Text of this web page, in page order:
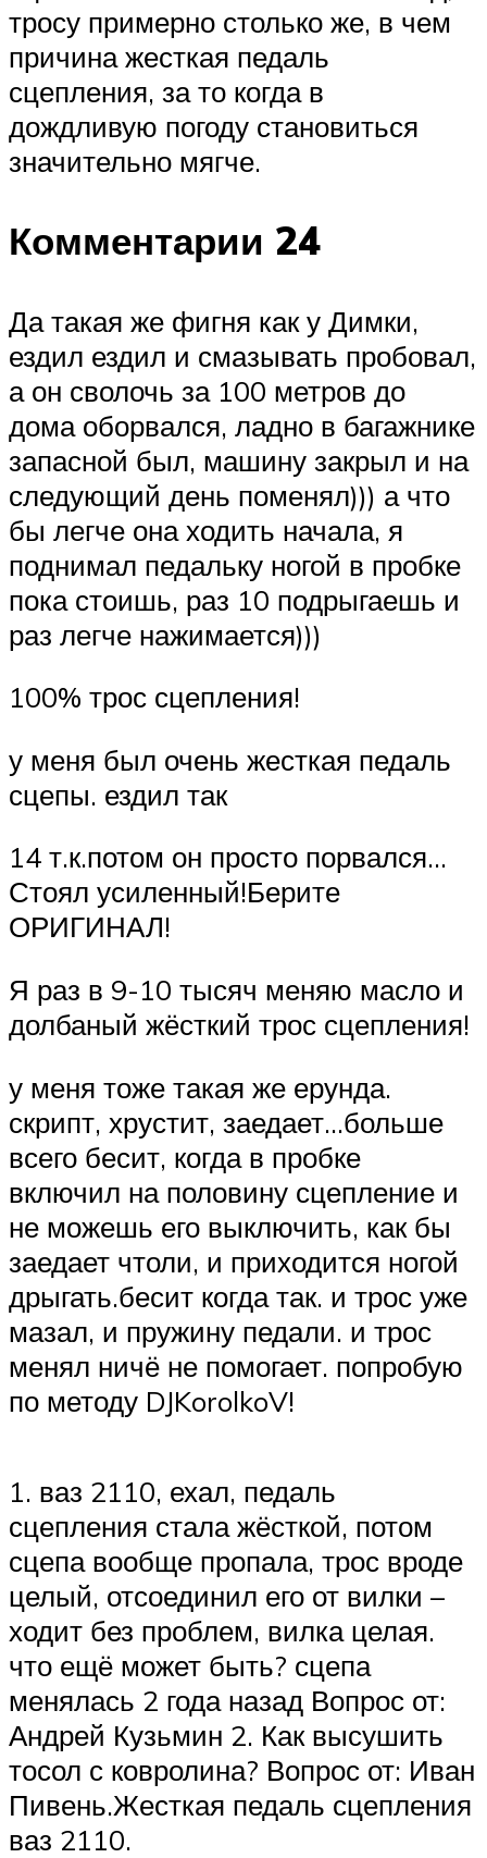
тросу примерно столько же, в чем
причина жесткая педаль
сцепления, за то когда в
дождливую погоду становиться
значительно мягче.
Комментарии 24
Да такая же фигня как у Димки,
ездил ездил и смазывать пробовал,
а он сволочь за 100 метров до
дома оборвался, ладно в багажнике
запасной был, машину закрыл и на
следующий день поменял))) а что
бы легче она ходить начала, я
поднимал педальку ногой в пробке
пока стоишь, раз 10 подрыгаешь и
раз легче нажимается)))
100% трос сцепления!
у меня был очень жесткая педаль
сцепы. ездил так
14 т.к.потом он просто порвался…
Стоял усиленный!Берите
ОРИГИНАЛ!
Я раз в 9-10 тысяч меняю масло и
долбаный жёсткий трос сцепления!
у меня тоже такая же ерунда.
скрипт, хрустит, заедает…больше
всего бесит, когда в пробке
включил на половину сцепление и
не можешь его выключить, как бы
заедает чтоли, и приходится ногой
дрыгать.бесит когда так. и трос уже
мазал, и пружину педали. и трос
менял ничё не помогает. попробую
по методу DJKorolkoV!
1. ваз 2110, ехал, педаль
сцепления стала жёсткой, потом
сцепа вообще пропала, трос вроде
целый, отсоединил его от вилки –
ходит без проблем, вилка целая.
что ещё может быть? сцепа
менялась 2 года назад Вопрос от:
Андрей Кузьмин 2. Как высушить
тосол с ковролина? Вопрос от: Иван
Пивень.Жесткая педаль сцепления
ваз 2110.